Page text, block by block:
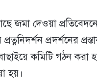
কাছে জমা দেওয়া
প্রদর্শনের
বাছাইয়ে কমিটি গঠন
হয়।